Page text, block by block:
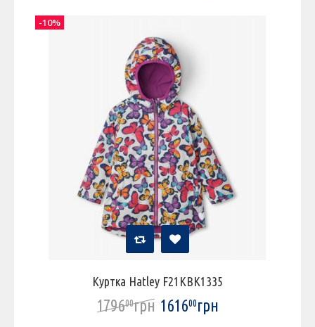
Куртка Hatley F21KBK1335
179600грн 161600грн
-10%